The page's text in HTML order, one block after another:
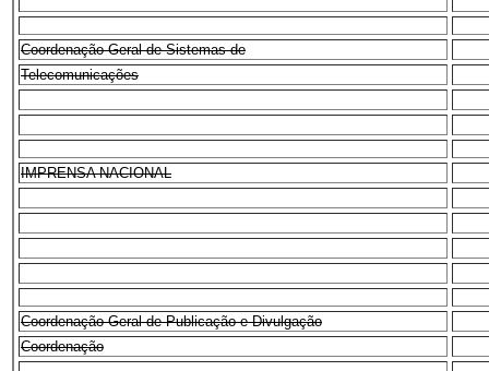
Coordenação-Geral de Sistemas de
Telecomunicações
IMPRENSA NACIONAL
Coordenação-Geral de Publicação e Divulgação
Coordenação